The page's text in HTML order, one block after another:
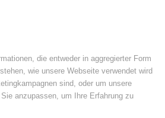
die entweder in aggregierter Form
wie unsere Webseite verwendet wird
sind, oder um unsere
anzupassen, um Ihre Erfahrung zu